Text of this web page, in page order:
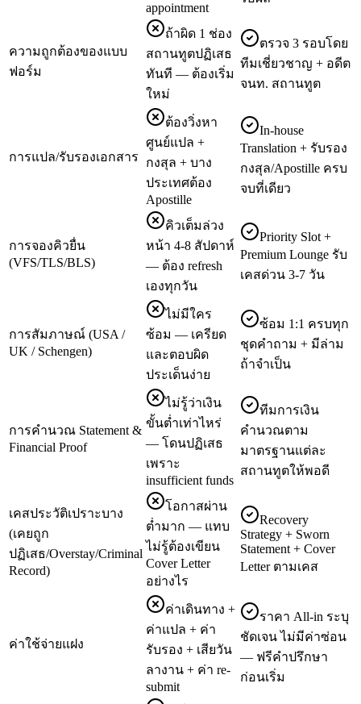
appointment
ความถูกต้องของแบบ
ฟอร์ม
ถ้าผิด 1 ช่อง
สถานทูตปฏิเสธ
ทันที — ต้องเริ่ม
ใหม่
ตรวจ 3 รอบโดย
ทีมเชี่ยวชาญ + อดีต
จนท. สถานทูต
การแปล/รับรองเอกสาร
ต้องวิ่งหา
ศูนย์แปล +
กงสุล + บาง
ประเทศต้อง
Apostille
In-house
Translation + รับรอง
กงสุล/Apostille ครบ
จบที่เดียว
การจองคิวยื่น
(VFS/TLS/BLS)
คิวเต็มล่วง
หน้า 4-8 สัปดาห์
— ต้อง refresh
เองทุกวัน
Priority Slot +
Premium Lounge รับ
เคสด่วน 3-7 วัน
การสัมภาษณ์ (USA /
UK / Schengen)
ไม่มีใคร
ซ้อม — เครียด
และตอบผิด
ประเด็นง่าย
ซ้อม 1:1 ครบทุก
ชุดคำถาม + มีล่าม
ถ้าจำเป็น
การคำนวณ Statement &
Financial Proof
ไม่รู้ว่าเงิน
ขั้นต่ำเท่าไหร่
— โดนปฏิเสธ
เพราะ
insufficient funds
ทีมการเงิน
คำนวณตาม
มาตรฐานแต่ละ
สถานทูตให้พอดี
เคสประวัติเปราะบาง
(เคยถูก
ปฏิเสธ/Overstay/Criminal
Record)
โอกาสผ่าน
ต่ำมาก — แทบ
ไม่รู้ต้องเขียน
Cover Letter
อย่างไร
Recovery
Strategy + Sworn
Statement + Cover
Letter ตามเคส
ค่าใช้จ่ายแฝง
ค่าเดินทาง +
ค่าแปล + ค่า
รับรอง + เสียวัน
ลางาน + ค่า re-
submit
ราคา All-in ระบุ
ชัดเจน ไม่มีค่าซ่อน
— ฟรีคำปรึกษา
ก่อนเริ่ม